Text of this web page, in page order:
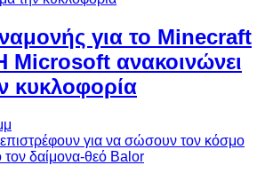
για το Minecraft
Microsoft ανακοινώνει
κυκλοφορία